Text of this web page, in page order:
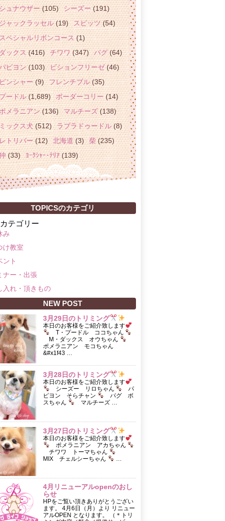
ュナウザー(105) シーズー(191)
ャックラッセル(19) スピッツ(54)
スペシャルリボンコース(1)
ックス (416) チワワ(347) パグ(64)
ピヨン(103) ビションフリーゼ(46)
ンシャー(9) フレンチブル(35)
ードル(1,689) ボーダーコリー(14)
メラニアン(136) マルチーズ(138)
ミックス犬(512) ラブラドゥードル (8)
トリバー(12) 北海道(3) 柴(235)
(33) ﾖｰｸｼｬｰ･ﾃﾘｱ(139)
TOPICSのカテゴリ
カテゴリー
み
け教室
ント
ナー・出張
入れ・頂きもの
NEW POST
3月29日のトリミング
本日のお客様をご紹介致します
T・プードル ココちゃん
M・ダックス オウちゃん
ポメラニアン モコちゃん
&#x1f43 …
3月28日のトリミング
本日のお客様をご紹介致します
シーズー リロちゃん
パ
ピヨン そらチャン
パグ ボ
スちゃん
マルチーズ …
3月27日のトリミング
本日のお客様をご紹介致します
ポメラニアン アカちゃん
チワワ トーマちゃん
MIX チェルシーちゃん
4月リニューアルopenのおし
らせ
HPをご覧い頂きありがとうござい
ます。 4月6日（月）より リニュー
アルOPEN となります。 （＊トリ